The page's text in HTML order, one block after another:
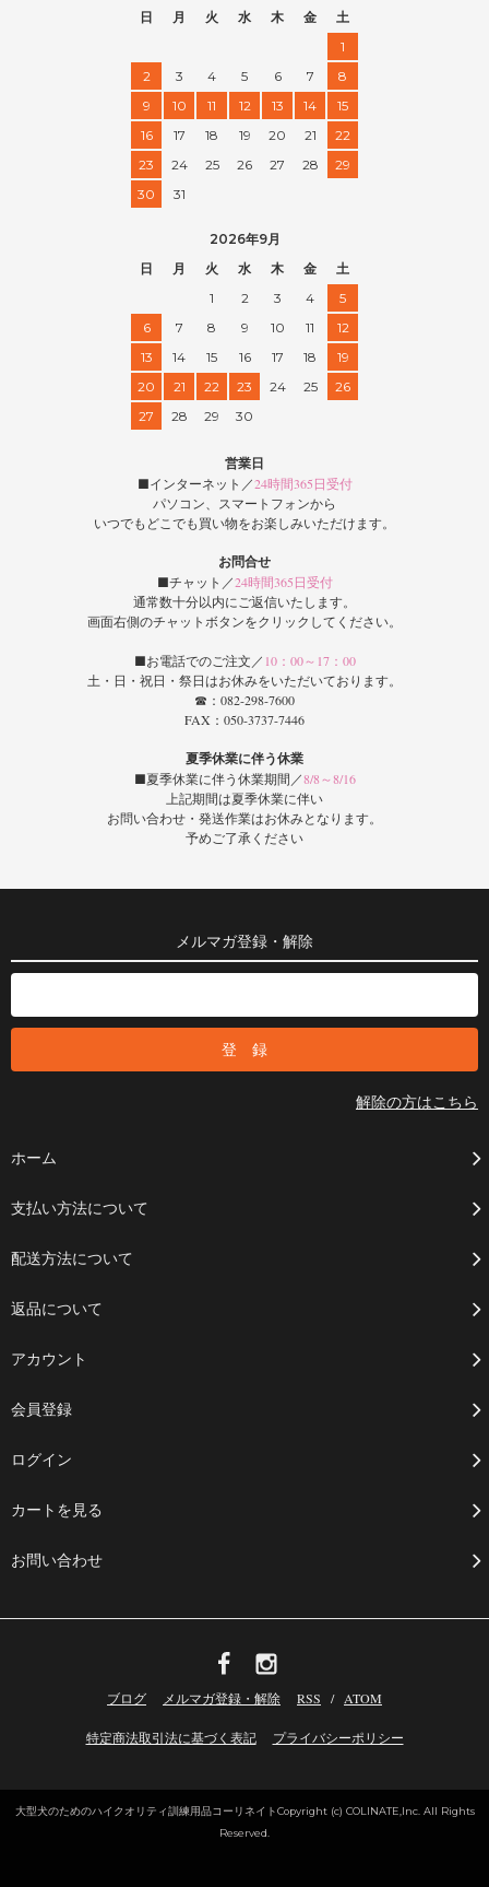
日
月 火 水 木 金
土
1
2
3 4 5 6 7
8
9
10 11 12 13 14
15
16
17 18 19 20 21
22
23
24 25 26 27 28
29
30
31
2026年9月
日
月 火 水 木 金
土
1
2 3 4
5
6
7 8 9 10 11
12
13
14 15 16 17 18
19
20
21 22 23 24 25
26
27
28 29 30
営業日
■インターネット／24時間365日受付
パソコン、スマートフォンから
いつでもどこでも買い物をお楽しみいただけます。
お問合せ
■チャット／24時間365日受付
通常数十分以内にご返信いたします。
画面右側のチャットボタンをクリックしてください。
■お電話でのご注文／ 10：00～17：00
土・日・祝日・祭日はお休みをいただいております。
☎：082-298-7600
FAX：050-3737-7446
夏季休業に伴う休業
■夏季休業に伴う休業期間／8/8～8/16
上記期間は夏季休業に伴い
お問い合わせ・発送作業はお休みとなります。
予めご了承ください
メルマガ登録・解除
解除の方はこちら
ホーム
支払い方法について
配送方法について
返品について
アカウント
会員登録
ログイン
カートを見る
お問い合わせ
ブログ メルマガ登録・解除 RSS / ATOM
特定商法取引法に基づく表記 プライバシーポリシー
大型犬のためのハイクオリティ訓練用品コーリネイトCopyright (c) COLINATE,Inc. All Rights
Reserved.